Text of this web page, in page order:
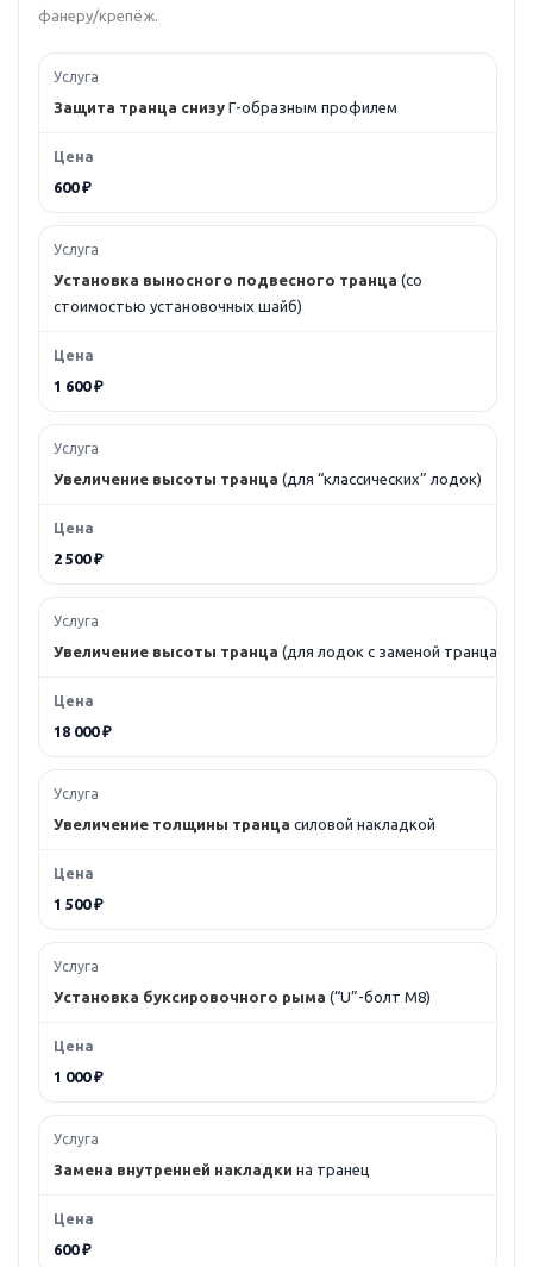
фанеру/крепёж.
Защита транца снизу Г-образным профилем
600 ₽
Установка выносного подвесного транца (со
стоимостью установочных шайб)
1 600 ₽
Увеличение высоты транца (для “классических” лодок)
2 500 ₽
Увеличение высоты транца (для лодок с заменой транца)
18 000 ₽
Увеличение толщины транца силовой накладкой
1 500 ₽
Установка буксировочного рыма (“U”-болт M8)
1 000 ₽
Замена внутренней накладки на транец
600 ₽